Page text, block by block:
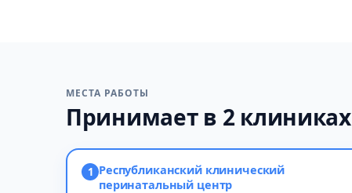
МЕСТА РАБОТЫ
Принимает в 2
1 Республиканский клинический
перинатальный центр